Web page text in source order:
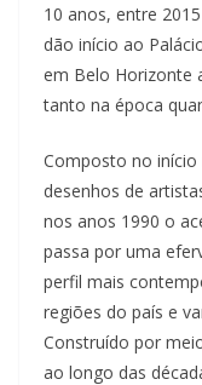
10 anos, entre
dão início ao
em Belo Horizonte
tanto na época
Composto no
desenhos de
nos anos 1990 o
passa por uma
perfil mais
regiões do país e
Construído por
ao longo das